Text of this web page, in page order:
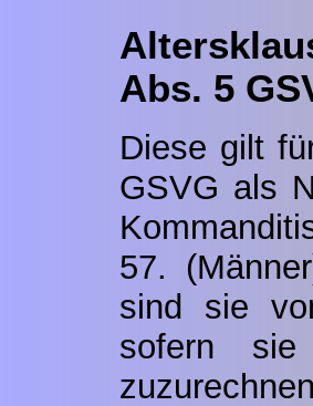
Abs. 5
Diese gilt
GSVG als
57.
sind sie
sofern sie